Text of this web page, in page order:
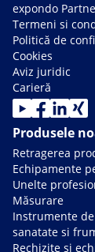
expondo
Termeni si
Politică de
Cookies
Aviz juridic
Carieră
Produsele
Retragerea
Echipamente
Unelte
Măsurare
Instrumente
sanatate si
Rechizite și